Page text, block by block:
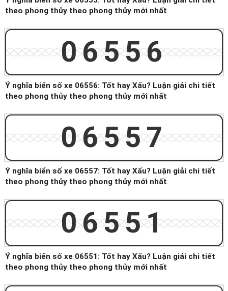
theo phong thủy theo phong thủy mới nhất
06556
Ý nghĩa biển số xe 06556: Tốt hay Xấu? Luận giải chi tiết
theo phong thủy theo phong thủy mới nhất
06557
Ý nghĩa biển số xe 06557: Tốt hay Xấu? Luận giải chi tiết
theo phong thủy theo phong thủy mới nhất
06551
Ý nghĩa biển số xe 06551: Tốt hay Xấu? Luận giải chi tiết
theo phong thủy theo phong thủy mới nhất